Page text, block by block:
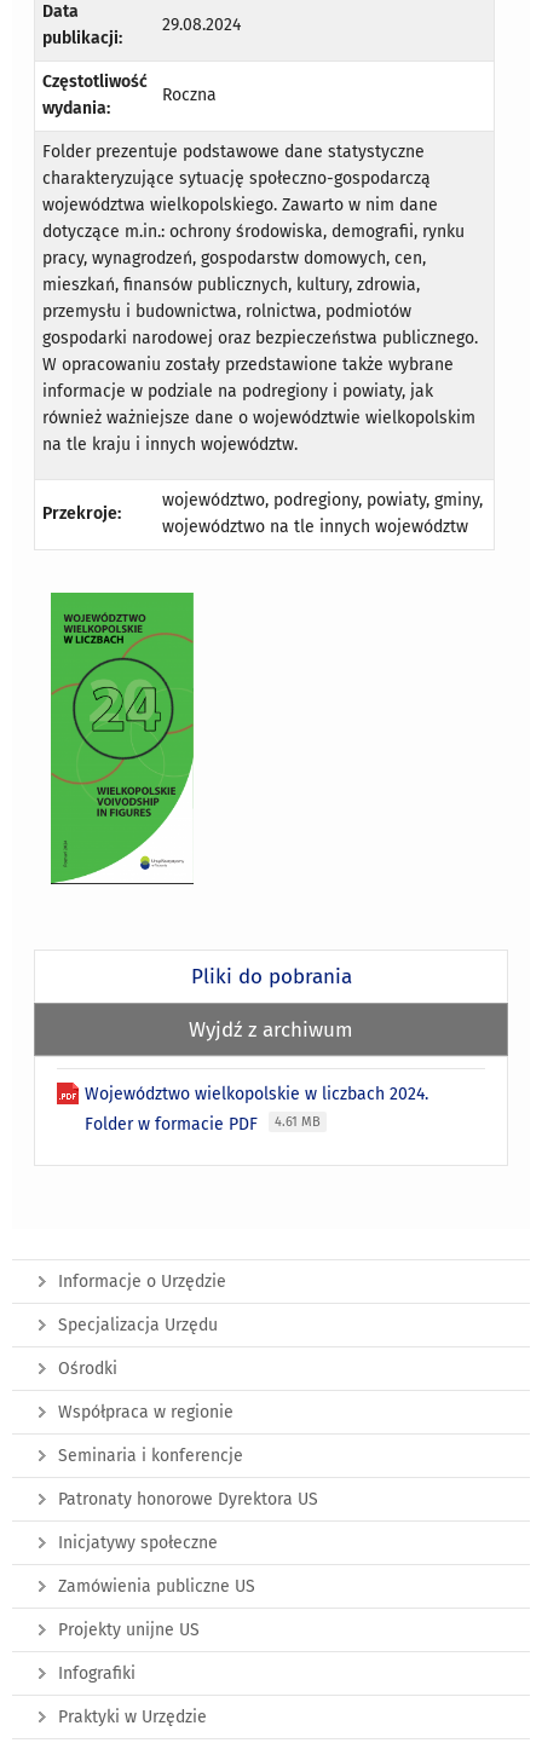
Data
publikacji:
29.08.2024
Częstotliwość
wydania:
Roczna
Folder prezentuje podstawowe dane statystyczne
charakteryzujące sytuację społeczno-gospodarczą
województwa wielkopolskiego. Zawarto w nim dane
dotyczące m.in.: ochrony środowiska, demografii, rynku
pracy, wynagrodzeń, gospodarstw domowych, cen,
mieszkań, finansów publicznych, kultury, zdrowia,
przemysłu i budownictwa, rolnictwa, podmiotów
gospodarki narodowej oraz bezpieczeństwa publicznego.
W opracowaniu zostały przedstawione także wybrane
informacje w podziale na podregiony i powiaty, jak
również ważniejsze dane o województwie wielkopolskim
na tle kraju i innych województw.
Przekroje:
województwo, podregiony, powiaty, gminy,
województwo na tle innych województw
Pliki do pobrania
Wyjdź z archiwum
Województwo wielkopolskie w liczbach 2024.
Folder w formacie PDF
4.61 MB
Informacje o Urzędzie
Specjalizacja Urzędu
Ośrodki
Współpraca w regionie
Seminaria i konferencje
Patronaty honorowe Dyrektora US
Inicjatywy społeczne
Zamówienia publiczne US
Projekty unijne US
Infografiki
Praktyki w Urzędzie